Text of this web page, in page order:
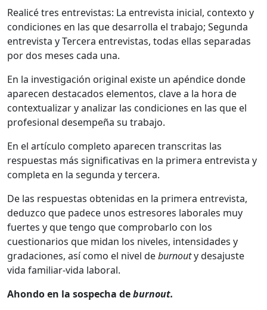
Realicé tres entrevistas: La entrevista inicial, contexto y
condiciones en las que desarrolla el trabajo; Segunda
entrevista y Tercera entrevistas, todas ellas separadas
por dos meses cada una.
En la investigación original existe un apéndice donde
aparecen destacados elementos, clave a la hora de
contextualizar y analizar las condiciones en las que el
profesional desempeña su trabajo.
En el artículo completo aparecen transcritas las
respuestas más significativas en la primera entrevista y
completa en la segunda y tercera.
De las respuestas obtenidas en la primera entrevista,
deduzco que padece unos estresores laborales muy
fuertes y que tengo que comprobarlo con los
cuestionarios que midan los niveles, intensidades y
gradaciones, así como el nivel deburnouty desajuste
vida familiar-vida laboral.
Ahondo en la sospecha deburnout.